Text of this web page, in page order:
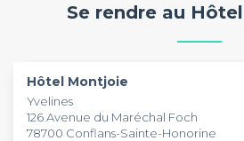
assis ou un cocktail. Très accessible
Se rendre au
Hôtel Montjoie
Yvelines
126 Avenue du Maréchal Foch
78700 Conflans-Sainte-Honorine